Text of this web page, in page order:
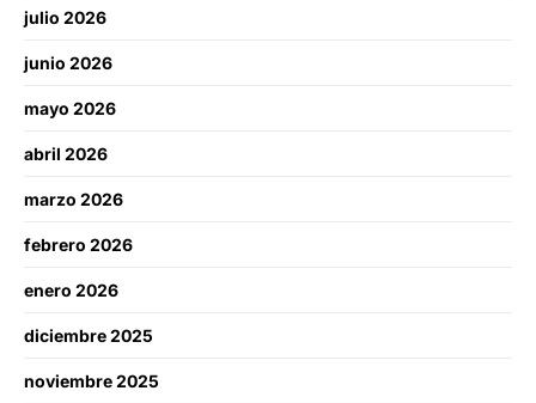
julio 2026
junio 2026
mayo 2026
abril 2026
marzo 2026
febrero 2026
enero 2026
diciembre 2025
noviembre 2025